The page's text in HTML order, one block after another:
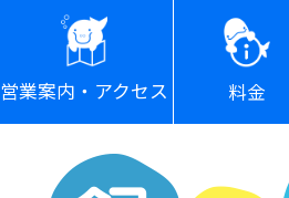
営業案内・アクセス 料金